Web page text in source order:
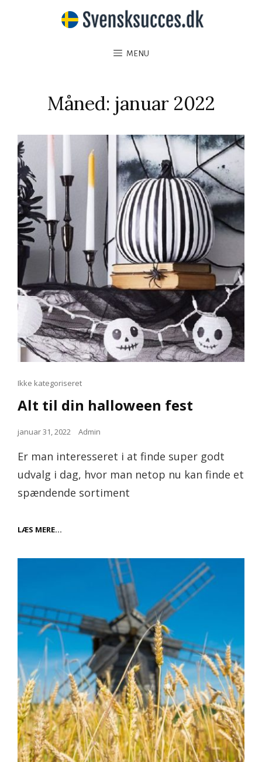
MENU
Måned: januar 2022
Cat
Links
Ikke kategoriseret
Alt til din halloween fest
Posted
januar 31, 2022 Admin
Er man interesseret i at finde super godt
udvalg i dag, hvor man netop nu kan finde et
spændende sortiment
LÆS MERE…
HALLOWEEN